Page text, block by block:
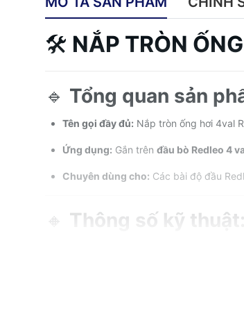
🛠 NẮP TRÒN
🔹 Tổng quan sản
Tên gọi đầy đủ: Nắp tròn ống hơi 4val
Ứng dụng: Gắn trên đầu bò Redleo 4
Chuyên dùng cho: Các bài độ đầu
🔸 Thông số kỹ thuật: